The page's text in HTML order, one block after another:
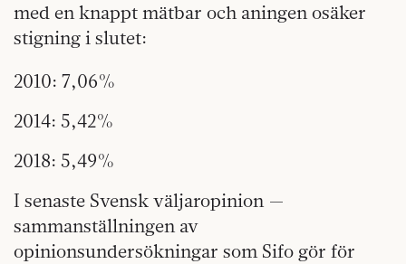
med en knappt mätbar och aningen osäker
stigning i slutet:
2010: 7,06%
2014: 5,42%
2018: 5,49%
I senaste Svensk väljaropinion —
sammanställningen av
opinionsundersökningar som Sifo gör för